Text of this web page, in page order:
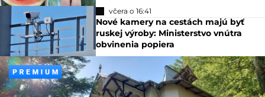
včera o 16:41
Nové kamery na cestách majú byť
ruskej výroby: Ministerstvo vnútra
obvinenia popiera